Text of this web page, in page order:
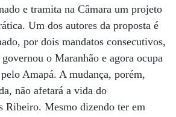
e tramita na Câmara um projeto
Um dos autores da proposta é
por dois mandatos consecutivos,
o Maranhão e agora ocupa
Amapá. A mudança, porém,
não afetará a vida do
Ribeiro. Mesmo dizendo ter em